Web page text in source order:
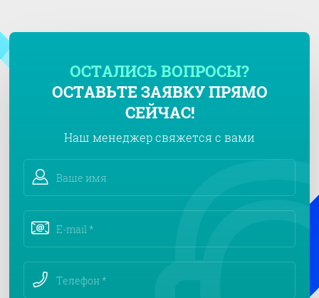
ОСТАЛИСЬ ВОПРОСЫ?
ОСТАВЬТЕ ЗАЯВКУ ПРЯМО
СЕЙЧАС!
Наш менеджер свяжется с вами